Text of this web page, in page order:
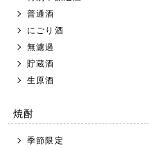
普通酒
にごり酒
無濾過
貯蔵酒
生原酒
焼酎
季節限定